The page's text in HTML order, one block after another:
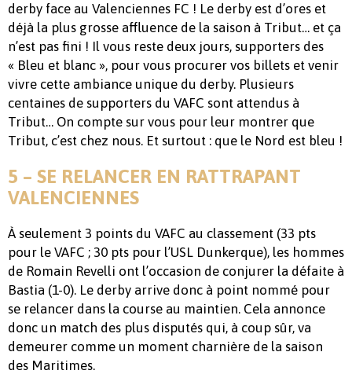
derby face au Valenciennes FC ! Le derby est d’ores et
déjà la plus grosse affluence de la saison à Tribut… et ça
n’est pas fini ! Il vous reste deux jours, supporters des
« Bleu et blanc », pour vous procurer vos billets et venir
vivre cette ambiance unique du derby. Plusieurs
centaines de supporters du VAFC sont attendus à
Tribut… On compte sur vous pour leur montrer que
Tribut, c’est chez nous. Et surtout : que le Nord est bleu !
5 – SE RELANCER EN RATTRAPANT
VALENCIENNES
À seulement 3 points du VAFC au classement (33 pts
pour le VAFC ; 30 pts pour l’USL Dunkerque), les hommes
de Romain Revelli ont l’occasion de conjurer la défaite à
Bastia (1-0). Le derby arrive donc à point nommé pour
se relancer dans la course au maintien. Cela annonce
donc un match des plus disputés qui, à coup sûr, va
demeurer comme un moment charnière de la saison
des Maritimes.